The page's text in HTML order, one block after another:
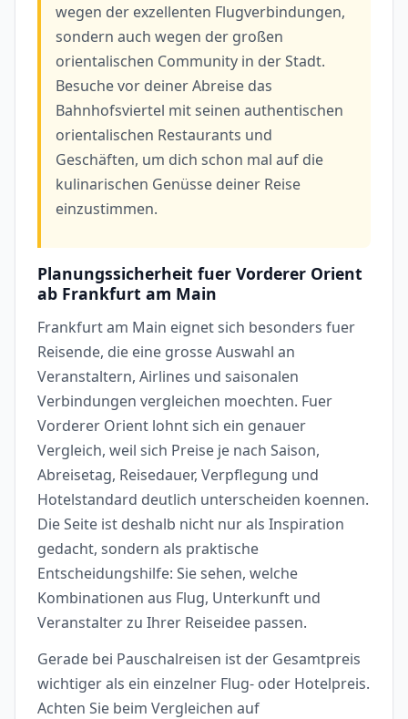
wegen der exzellenten Flugverbindungen,
sondern auch wegen der großen
orientalischen Community in der Stadt.
Besuche vor deiner Abreise das
Bahnhofsviertel mit seinen authentischen
orientalischen Restaurants und
Geschäften, um dich schon mal auf die
kulinarischen Genüsse deiner Reise
einzustimmen.
Planungssicherheit fuer Vorderer Orient
ab Frankfurt am Main
Frankfurt am Main eignet sich besonders fuer
Reisende, die eine grosse Auswahl an
Veranstaltern, Airlines und saisonalen
Verbindungen vergleichen moechten. Fuer
Vorderer Orient lohnt sich ein genauer
Vergleich, weil sich Preise je nach Saison,
Abreisetag, Reisedauer, Verpflegung und
Hotelstandard deutlich unterscheiden koennen.
Die Seite ist deshalb nicht nur als Inspiration
gedacht, sondern als praktische
Entscheidungshilfe: Sie sehen, welche
Kombinationen aus Flug, Unterkunft und
Veranstalter zu Ihrer Reiseidee passen.
Gerade bei Pauschalreisen ist der Gesamtpreis
wichtiger als ein einzelner Flug- oder Hotelpreis.
Achten Sie beim Vergleichen auf